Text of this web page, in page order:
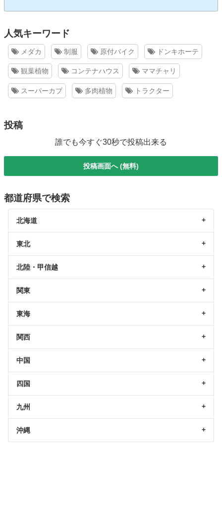
人気キーワード
メダカ 制服 原付バイク ドンキホーテ
観葉植物 コンテナハウス ママチャリ
スーパーカブ 多肉植物 トラクター
投稿
誰でも今すぐ30秒で投稿出来る
投稿画面へ (無料)
都道府県で検索
北海道
東北
北陸・甲信越
関東
東海
関西
中国
四国
九州
沖縄